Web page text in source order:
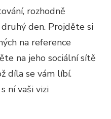
rozhodně
den. Projděte si
na reference
na jeho sociální sítě
díla se vám líbí.
ní vaši vizi